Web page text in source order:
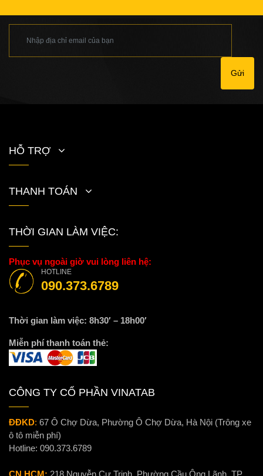
Gửi
HỖ TRỢ
THANH TOÁN
THỜI GIAN LÀM VIỆC:
Phục vụ ngoài giờ vui lòng liên hệ:
HOTLINE
090.373.6789
Thời gian làm việc: 8h30′ – 18h00′
Miễn phí thanh toán thẻ:
CÔNG TY CỔ PHẦN VINATAB
ĐĐKD: 67 Ô Chợ Dừa, Phường Ô Chợ Dừa, Hà Nội (Trông xe
ô tô miễn phí)
Hotline: 090.373.6789
CN HCM: 218 Nguyễn Cư Trinh, Phường Cầu Ông Lãnh, TP.